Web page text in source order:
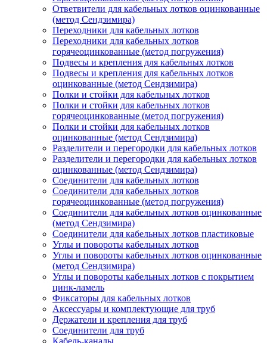
Ответвители для кабельных лотков оцинкованные
(метод Сендзимира)
Переходники для кабельных лотков
Переходники для кабельных лотков
горячеоцинкованные (метод погружения)
Подвесы и крепления для кабельных лотков
Подвесы и крепления для кабельных лотков
оцинкованные (метод Сендзимира)
Полки и стойки для кабельных лотков
Полки и стойки для кабельных лотков
горячеоцинкованные (метод погружения)
Полки и стойки для кабельных лотков
оцинкованные (метод Сендзимира)
Разделители и перегородки для кабельных лотков
Разделители и перегородки для кабельных лотков
оцинкованные (метод Сендзимира)
Соединители для кабельных лотков
Соединители для кабельных лотков
горячеоцинкованные (метод погружения)
Соединители для кабельных лотков оцинкованные
(метод Сендзимира)
Соединители для кабельных лотков пластиковые
Углы и повороты кабельных лотков
Углы и повороты кабельных лотков оцинкованные
(метод Сендзимира)
Углы и повороты кабельных лотков с покрытием
цинк-ламель
Фиксаторы для кабельных лотков
Аксессуары и комплектующие для труб
Держатели и крепления для труб
Соединители для труб
Кабель-каналы